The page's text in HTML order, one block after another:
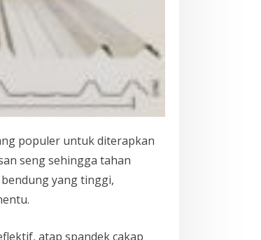
populer untuk diterapkan
seng sehingga tahan
yang tinggi,
atap spandek cakap